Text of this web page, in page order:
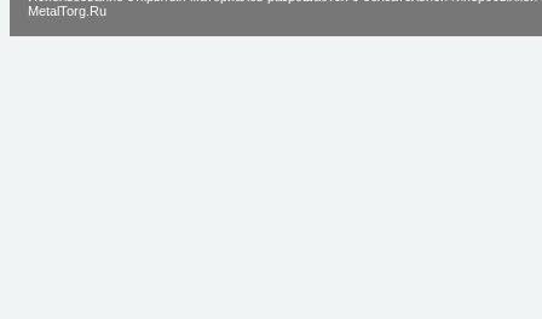
MetalTorg.Ru